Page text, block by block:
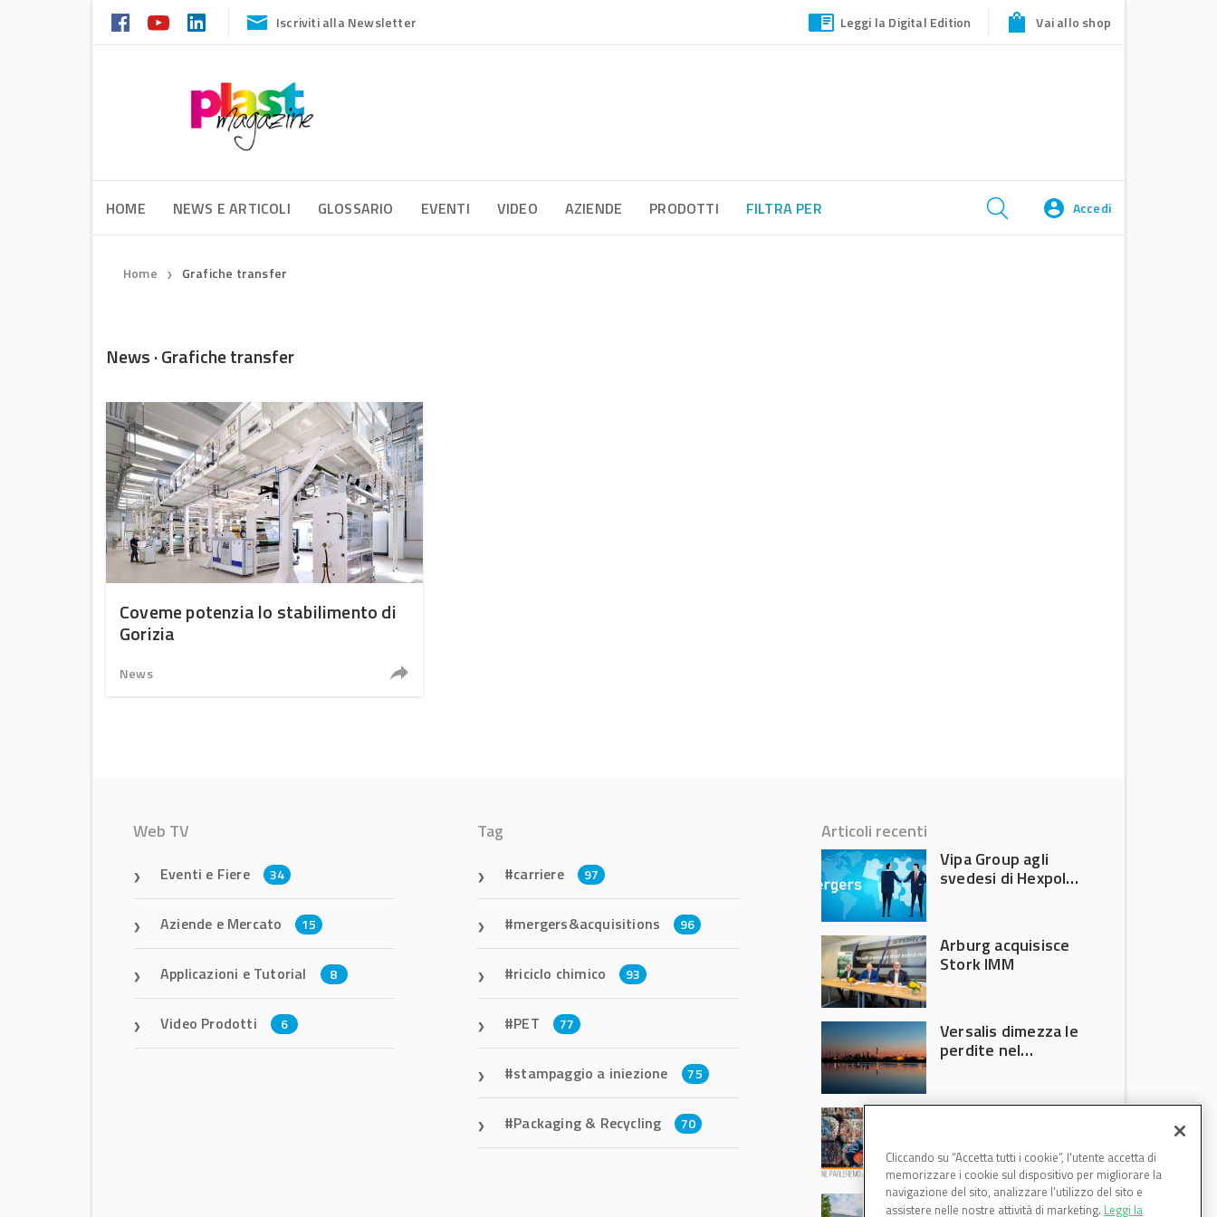
Iscriviti alla Newsletter Leggi la Digital Edition Vai allo shop
HOME NEWS E ARTICOLI GLOSSARIO EVENTI VIDEO AZIENDE PRODOTTI FILTRA PER Accedi
Home ❯ Grafiche transfer
News · Grafiche transfer
Coveme potenzia lo stabilimento di
Gorizia
News
Web TV
Eventi e Fiere 34
Aziende e Mercato 15
Applicazioni e Tutorial 8
Video Prodotti 6
Tag
carriere 97
mergers&acquisitions 96
riciclo chimico 93
PET 77
stampaggio a iniezione 75
Packaging & Recycling 70
Articoli recenti
Vipa Group agli
svedesi di Hexpol
Arburg acquisisce
Stork IMM
Versalis dimezza le
perdite nel
chiedono
intervento del
Governo
Basf Italia cresce
Cliccando su “Accetta tutti i cookie”, l'utente accetta di
memorizzare i cookie sul dispositivo per migliorare la
navigazione del sito, analizzare l'utilizzo del sito e
assistere nelle nostre attività di marketing. Leggi la